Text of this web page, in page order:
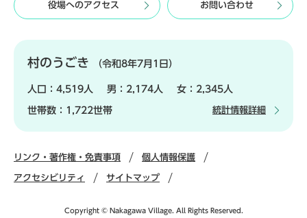
役場へのアクセス お問い合わせ
村のうごき （令和8年7月1日）
人口： 4,519人 男： 2,174人 女： 2,345人
世帯数： 1,722世帯 統計情報詳細
リンク・著作権・免責事項 個人情報保護
アクセシビリティ サイトマップ
Copyright © Nakagawa Village. All Rights Reserved.